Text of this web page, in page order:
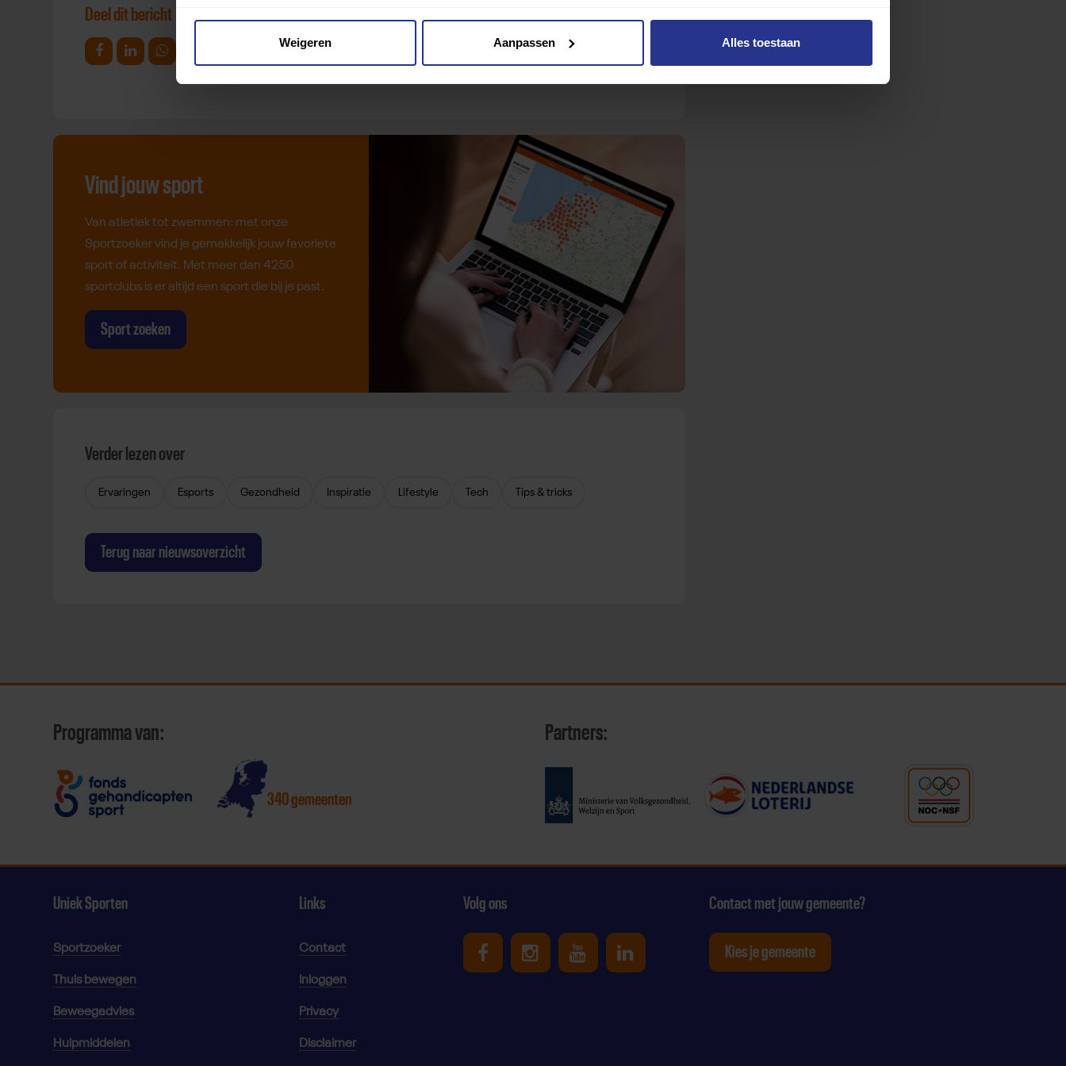
Weigeren Aanpassen Alles toestaan
Deel dit bericht
Deel op Facebook
Deel op LinkedinDeel op Whatsapp
Vind jouw sport
Van atletiek tot zwemmen: met onze
Sportzoeker vind je gemakkelijk jouw favoriete
sport of activiteit. Met meer dan 4250
sportclubs is er altijd een sport die bij je past.
Sport zoeken
Verder lezen over
Ervaringen Esports Gezondheid Inspiratie Lifestyle Tech Tips & tricks
Terug naar nieuwsoverzicht
Programma van:
340 gemeenten
Partners:
Uniek Sporten
Sportzoeker
Thuis bewegen
Beweegadvies
Hulpmiddelen
Links
Contact
Inloggen
Privacy
Disclaimer
Volg ons
Uniek Sporten op Facebook
Uniek Sporten op Instagram
Uniek Sporten op Youtube
Uniek Sporten op Linkedin
Contact met jouw gemeente?
Kies je gemeente